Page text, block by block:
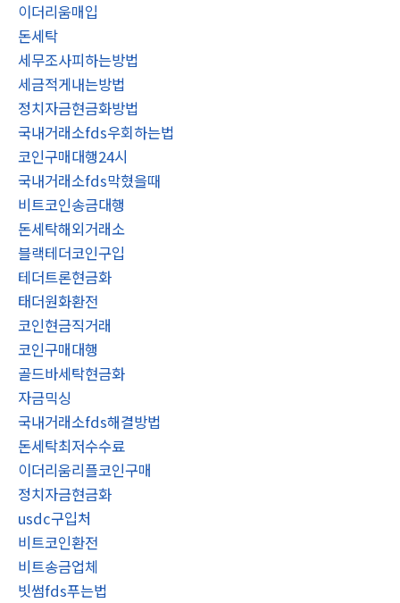
이더리움매입
돈세탁
세무조사피하는방법
세금적게내는방법
정치자금현금화방법
국내거래소fds우회하는법
코인구매대행24시
국내거래소fds막혔을때
비트코인송금대행
돈세탁해외거래소
블랙테더코인구입
테더트론현금화
태더원화환전
코인현금직거래
코인구매대행
골드바세탁현금화
자금믹싱
국내거래소fds해결방법
돈세탁최저수수료
이더리움리플코인구매
정치자금현금화
usdc구입처
비트코인환전
비트송금업체
빗썸fds푸는법